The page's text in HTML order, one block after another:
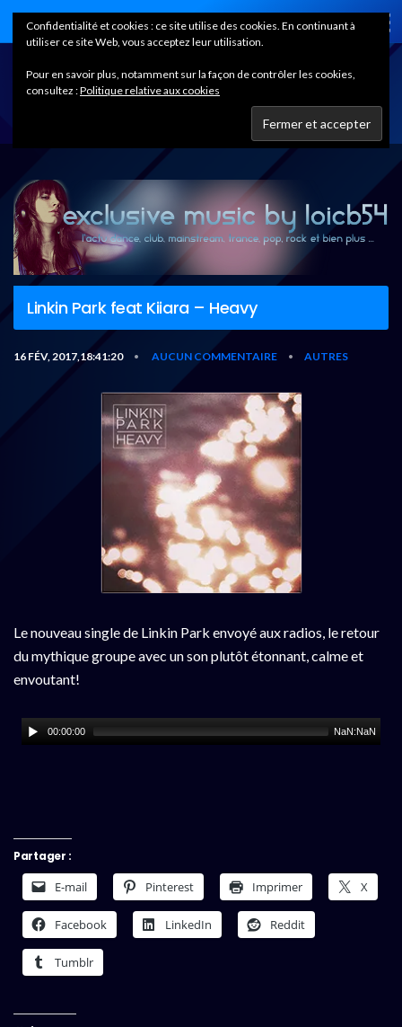
Home
Linkin Park feat Kiiara – Heavy
16 FÉV, 2017,18:41:20 • AUCUN COMMENTAIRE • AUTRES
Le nouveau single de Linkin Park envoyé aux radios, le retour
du mythique groupe avec un son plutôt étonnant, calme et
envoutant!
00:00:00 NaN:NaN
Partager :
E-mail Pinterest Imprimer X
Facebook LinkedIn Reddit
Tumblr
Confidentialité et cookies : ce site utilise des cookies. En continuant à
utiliser ce site Web, vous acceptez leur utilisation.
Pour en savoir plus, notamment sur la façon de contrôler les cookies,
consultez :Politique relative aux cookies